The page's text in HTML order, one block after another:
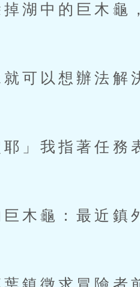
湖中的巨木龜
可以想辦法解
」我指著任務
木龜：最近鎮